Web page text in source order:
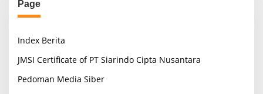
Page
Index Berita
JMSI Certificate of PT Siarindo Cipta Nusantara
Pedoman Media Siber